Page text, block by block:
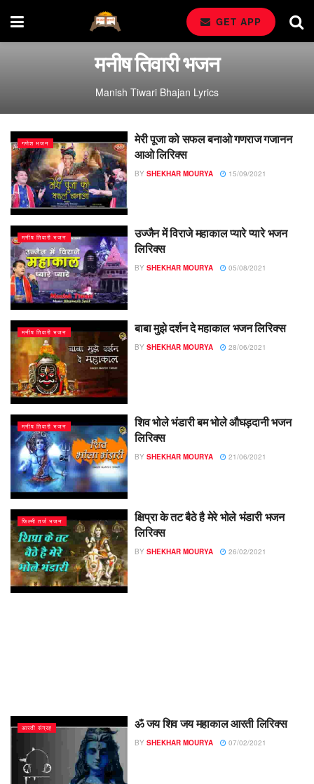
GET APP
मनीष तिवारी भजन
Manish Tiwari Bhajan Lyrics
गणेश भजन
मेरी पूजा को सफल बनाओ गणराज गजानन
आओ लिरिक्स
BY SHEKHAR MOURYA 15/09/2021
मनीष तिवारी भजन
उज्जैन में विराजे महाकाल प्यारे प्यारे भजन
लिरिक्स
BY SHEKHAR MOURYA 05/08/2021
मनीष तिवारी भजन बाबा मुझे दर्शन दे महाकाल भजन लिरिक्स
BY SHEKHAR MOURYA 28/06/2021
मनीष तिवारी भजन
शिव भोले भंडारी बम भोले औघड़दानी भजन
लिरिक्स
BY SHEKHAR MOURYA 21/06/2021
फिल्मी तर्ज भजन
क्षिप्रा के तट बैठे है मेरे भोले भंडारी भजन
लिरिक्स
BY SHEKHAR MOURYA 26/02/2021
आरती संग्रह ॐ जय शिव जय महाकाल आरती लिरिक्स
BY SHEKHAR MOURYA 07/02/2021